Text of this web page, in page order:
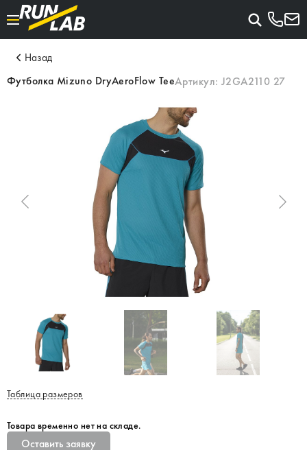
Назад
Футболка Mizuno DryAeroFlow TeeАртикул: J2GA2110 27
Таблица размеров
Товара временно нет на складе.
Оставить заявку